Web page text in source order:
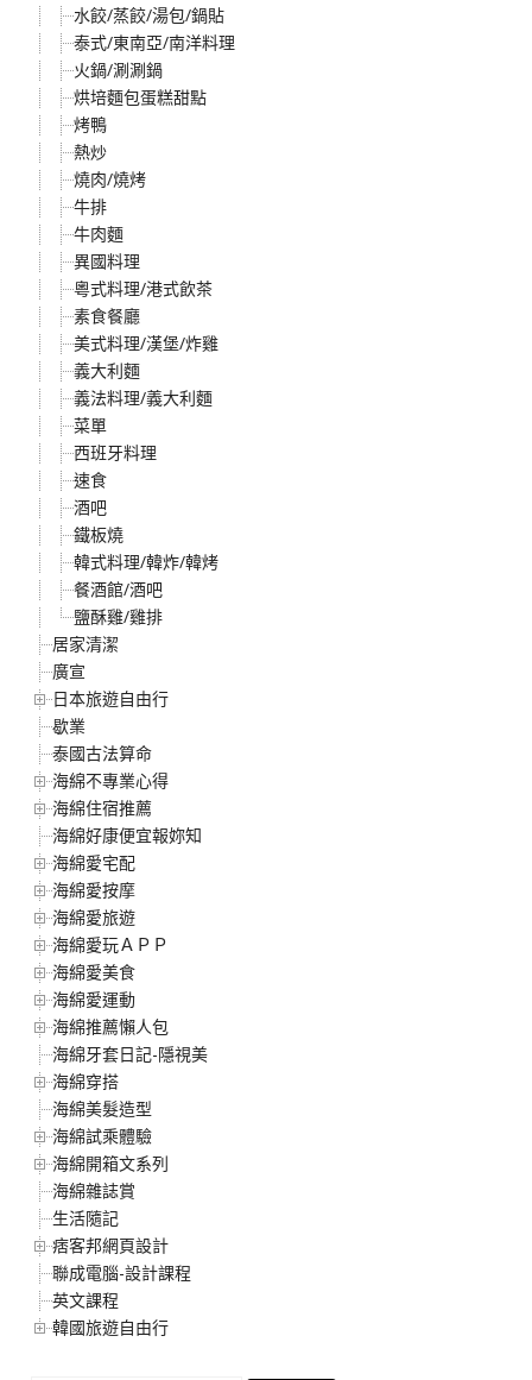
水餃/蒸餃/湯包/鍋貼
泰式/東南亞/南洋料理
火鍋/涮涮鍋
烘培麵包蛋糕甜點
烤鴨
熱炒
燒肉/燒烤
牛排
牛肉麵
異國料理
粵式料理/港式飲茶
素食餐廳
美式料理/漢堡/炸雞
義大利麵
義法料理/義大利麵
菜單
西班牙料理
速食
酒吧
鐵板燒
韓式料理/韓炸/韓烤
餐酒館/酒吧
鹽酥雞/雞排
居家清潔
廣宣
日本旅遊自由行
歇業
泰國古法算命
海綿不專業心得
海綿住宿推薦
海綿好康便宜報妳知
海綿愛宅配
海綿愛按摩
海綿愛旅遊
海綿愛玩ＡＰＰ
海綿愛美食
海綿愛運動
海綿推薦懶人包
海綿牙套日記-隱視美
海綿穿搭
海綿美髮造型
海綿試乘體驗
海綿開箱文系列
海綿雜誌賞
生活隨記
痞客邦網頁設計
聯成電腦-設計課程
英文課程
韓國旅遊自由行